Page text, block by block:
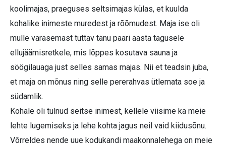
koolimajas, praeguses seltsimajas külas, et kuulda
kohalike inimeste muredest ja rõõmudest. Maja ise oli
mulle varasemast tuttav tänu paari aasta tagusele
ellujäämisretkele, mis lõppes kosutava sauna ja
söögilauaga just selles samas majas. Nii et teadsin juba,
et maja on mõnus ning selle pererahvas ütlemata soe ja
südamlik.
Kohale oli tulnud seitse inimest, kellele viisime ka meie
lehte lugemiseks ja lehe kohta jagus neil vaid kiidusõnu.
Võrreldes nende uue kodukandi maakonnalehega on meie